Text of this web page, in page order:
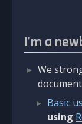
I'm a
We
Basic
using